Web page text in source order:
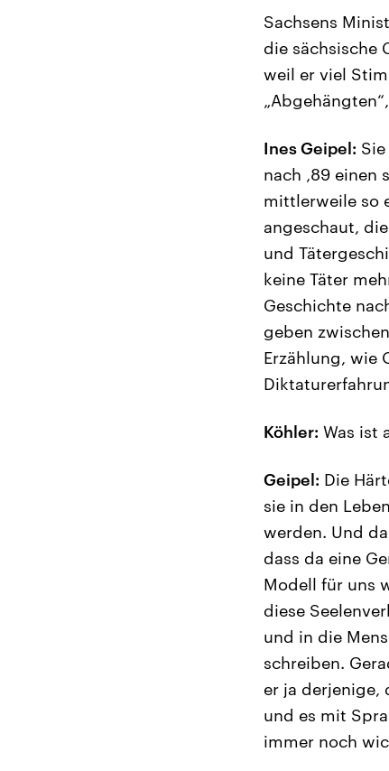
Sachsens
die sächsische
weil er viel
Ines Geipel:
nach ‚89
mittlerweile so
angeschaut,
und
keine Täter
Geschichte
geben
Erzählung, wie
Köhler: Was ist
Geipel: Die
sie in den
werden. Und
dass da eine
Modell für uns
diese
und in die
schreiben.
er ja derjenige,
und es mit
immer noch